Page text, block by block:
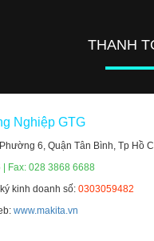
THANH
Nghiệp GTG
6, Quận Tân Bình, Tp Hồ
Fax: 028 3868 6688
kinh doanh số:0303059482
www.makita.vn